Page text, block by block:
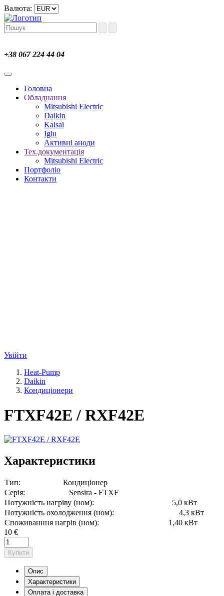
Валюта:
+38 067 224 44 04
Головна
Обладнання
Mitsubishi Electric
Daikin
Kaisai
Iglu
Активні аноди
Тех.документація
Mitsubishi Electric
Портфоліо
Контакти
Увійти
Heat-Pump
Daikin
Кондиціонери
FTXF42E / RXF42E
Характеристики
Тип:
Кондиціонер
Серія:
Sensira - FTXF
Потужність нагріву (ном):
5,0 кВт
Потужність охолодження (ном):
4,3 кВт
Споживанння нагрів (ном):
1,40 кВт
10 €
Купити
Опис
Характеристики
Оплата і доставка